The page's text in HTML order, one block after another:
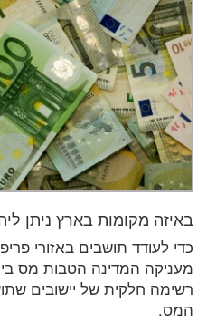
באיזה מקומות בארץ ניתן
כדי לעודד תושבים באזורי
מעניקה המדינה הטבות מס
רשימה חלקית של יישובים
המס.